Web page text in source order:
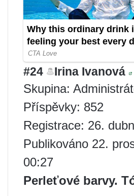
#24 Irina Ivanová
Skupina:
Příspěvky: 852
Registrace: 26.
Publikováno 22.
00:27
Perleťové barvy.